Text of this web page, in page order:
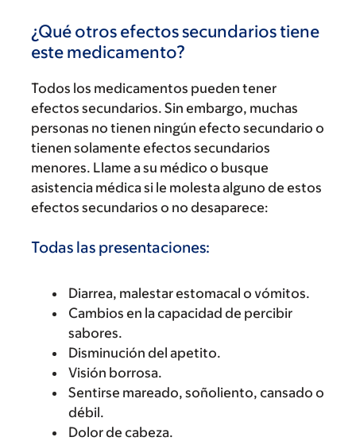
¿Qué otros efectos secundarios tiene
este medicamento?
Todos los medicamentos pueden tener
efectos secundarios. Sin embargo, muchas
personas no tienen ningún efecto secundario o
tienen solamente efectos secundarios
menores. Llame a su médico o busque
asistencia médica si le molesta alguno de estos
efectos secundarios o no desaparece:
Todas las presentaciones:
Diarrea, malestar estomacal o vómitos.
Cambios en la capacidad de percibir
sabores.
Disminución del apetito.
Visión borrosa.
Sentirse mareado, soñoliento, cansado o
débil.
Dolor de cabeza.